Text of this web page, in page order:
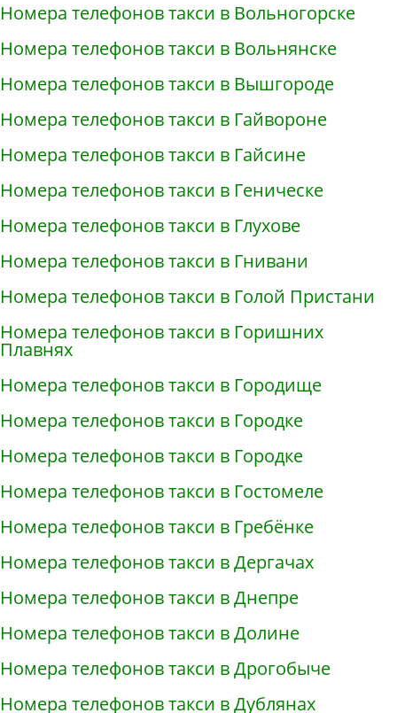
Номера телефонов такси в Вольногорске
Номера телефонов такси в Вольнянске
Номера телефонов такси в Вышгороде
Номера телефонов такси в Гайвороне
Номера телефонов такси в Гайсине
Номера телефонов такси в Геническе
Номера телефонов такси в Глухове
Номера телефонов такси в Гнивани
Номера телефонов такси в Голой Пристани
Номера телефонов такси в Горишних
Плавнях
Номера телефонов такси в Городище
Номера телефонов такси в Городке
Номера телефонов такси в Городке
Номера телефонов такси в Гостомеле
Номера телефонов такси в Гребёнке
Номера телефонов такси в Дергачах
Номера телефонов такси в Днепре
Номера телефонов такси в Долине
Номера телефонов такси в Дрогобыче
Номера телефонов такси в Дублянах